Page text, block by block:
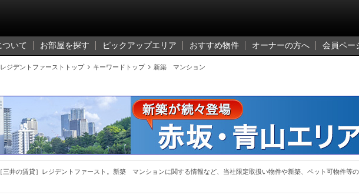
いて お部屋を探す ピックアップエリア おすすめ物件 オーナーの方へ 会員ペー
レジデントファーストトップ  キーワードトップ  新築 マンション
井の賃貸］レジデントファースト。新築 マンションに関する情報など、当社限定取扱い物件や新築、ペット可物件等